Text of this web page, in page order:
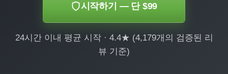
시작하기 — 단 $99
24시간 이내 평균 시작 · 4.4★ (4,179개의 검증된 리
뷰 기준)